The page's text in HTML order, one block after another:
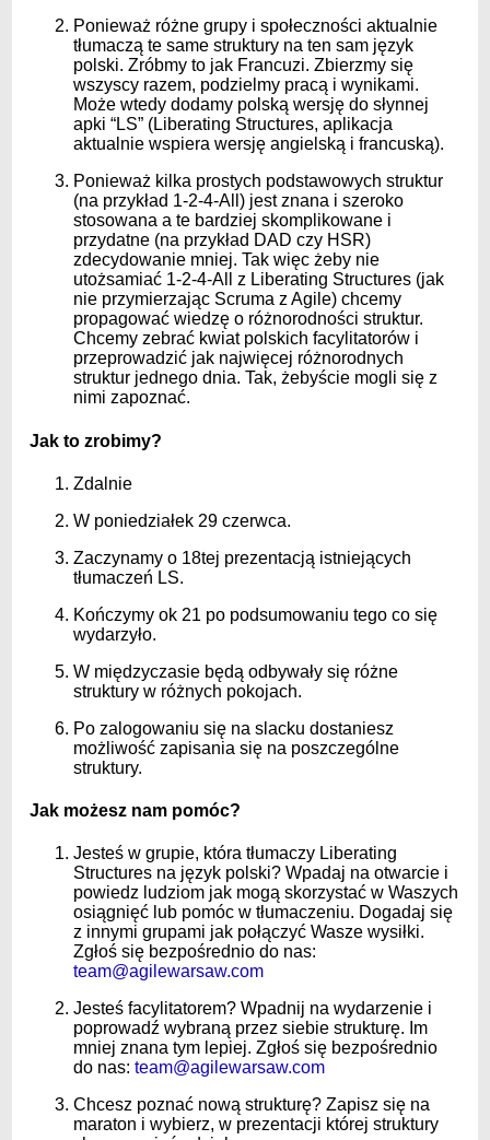
Ponieważ różne grupy i społeczności aktualnie
tłumaczą te same struktury na ten sam język
polski. Zróbmy to jak Francuzi. Zbierzmy się
wszyscy razem, podzielmy pracą i wynikami.
Może wtedy dodamy polską wersję do słynnej
apki “LS” (Liberating Structures, aplikacja
aktualnie wspiera wersję angielską i francuską).
Ponieważ kilka prostych podstawowych struktur
(na przykład 1-2-4-All) jest znana i szeroko
stosowana a te bardziej skomplikowane i
przydatne (na przykład DAD czy HSR)
zdecydowanie mniej. Tak więc żeby nie
utożsamiać 1-2-4-All z Liberating Structures (jak
nie przymierzając Scruma z Agile) chcemy
propagować wiedzę o różnorodności struktur.
Chcemy zebrać kwiat polskich facylitatorów i
przeprowadzić jak najwięcej różnorodnych
struktur jednego dnia. Tak, żebyście mogli się z
nimi zapoznać.
Jak to zrobimy?
Zdalnie
W poniedziałek 29 czerwca.
Zaczynamy o 18tej prezentacją istniejących
tłumaczeń LS.
Kończymy ok 21 po podsumowaniu tego co się
wydarzyło.
W międzyczasie będą odbywały się różne
struktury w różnych pokojach.
Po zalogowaniu się na slacku dostaniesz
możliwość zapisania się na poszczególne
struktury.
Jak możesz nam pomóc?
Jesteś w grupie, która tłumaczy Liberating
Structures na język polski? Wpadaj na otwarcie i
powiedz ludziom jak mogą skorzystać w Waszych
osiągnięć lub pomóc w tłumaczeniu. Dogadaj się
z innymi grupami jak połączyć Wasze wysiłki.
Zgłoś się bezpośrednio do nas:
team@agilewarsaw.com
Jesteś facylitatorem? Wpadnij na wydarzenie i
poprowadź wybraną przez siebie strukturę. Im
mniej znana tym lepiej. Zgłoś się bezpośrednio
do nas:team@agilewarsaw.com
Chcesz poznać nową strukturę? Zapisz się na
maraton i wybierz, w prezentacji której struktury